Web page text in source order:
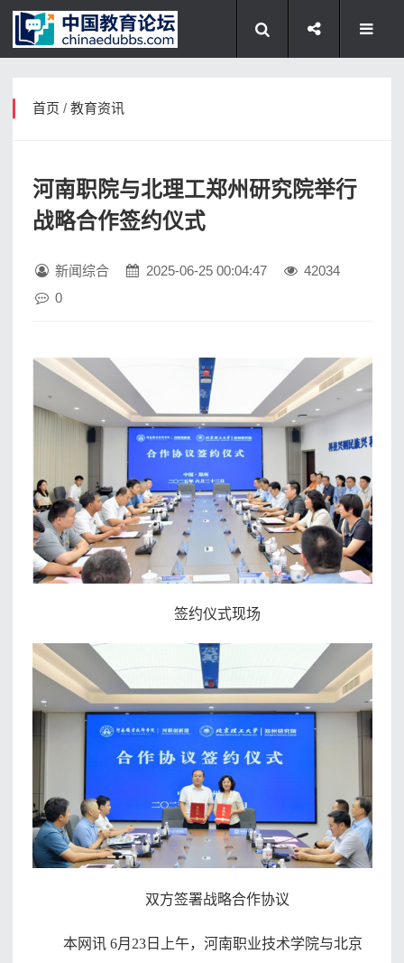
首页 / 教育资讯
河南职院与北理工郑州研究院举行
战略合作签约仪式
新闻综合 2025-06-25 00:04:47
42034
0
签约仪式现场
双方签署战略合作协议
本网讯 6月23日上午，河南职业技术学院与北京